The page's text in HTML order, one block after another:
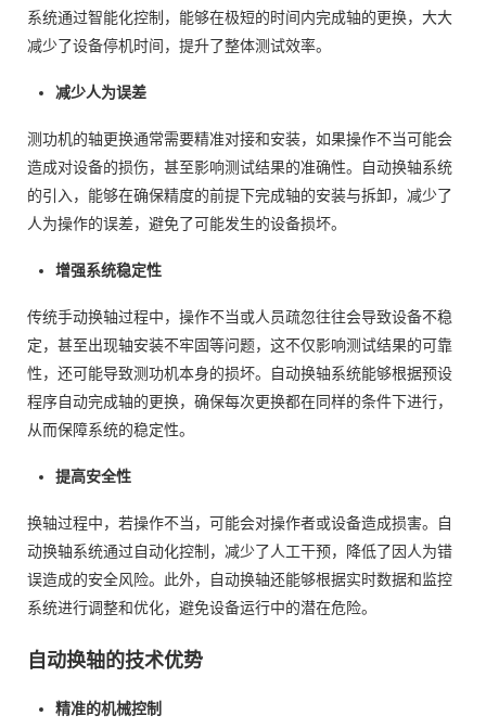
系统通过智能化控制，能够在极短的时间内完成轴的更换，大大
减少了设备停机时间，提升了整体测试效率。
减少人为误差
测功机的轴更换通常需要精准对接和安装，如果操作不当可能会
造成对设备的损伤，甚至影响测试结果的准确性。自动换轴系统
的引入，能够在确保精度的前提下完成轴的安装与拆卸，减少了
人为操作的误差，避免了可能发生的设备损坏。
增强系统稳定性
传统手动换轴过程中，操作不当或人员疏忽往往会导致设备不稳
定，甚至出现轴安装不牢固等问题，这不仅影响测试结果的可靠
性，还可能导致测功机本身的损坏。自动换轴系统能够根据预设
程序自动完成轴的更换，确保每次更换都在同样的条件下进行，
从而保障系统的稳定性。
提高安全性
换轴过程中，若操作不当，可能会对操作者或设备造成损害。自
动换轴系统通过自动化控制，减少了人工干预，降低了因人为错
误造成的安全风险。此外，自动换轴还能够根据实时数据和监控
系统进行调整和优化，避免设备运行中的潜在危险。
自动换轴的技术优势
精准的机械控制